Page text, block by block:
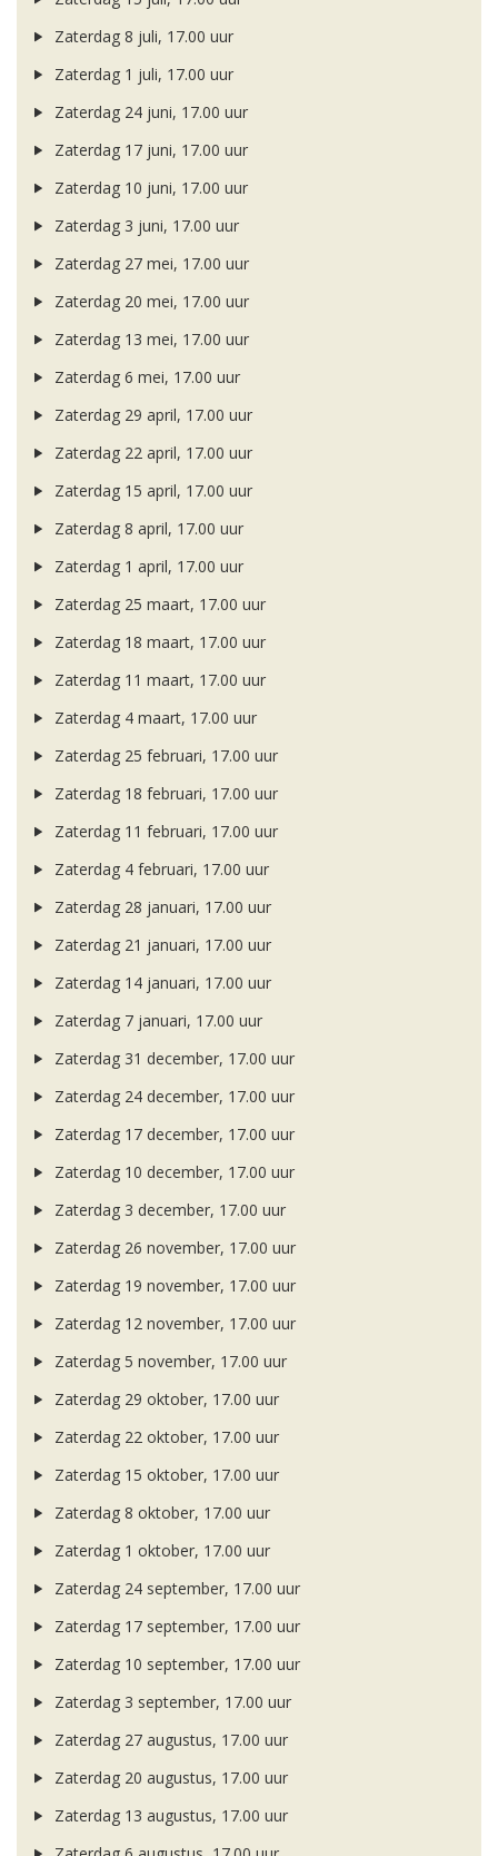
Zaterdag 8 juli, 17.00 uur
Zaterdag 1 juli, 17.00 uur
Zaterdag 24 juni, 17.00 uur
Zaterdag 17 juni, 17.00 uur
Zaterdag 10 juni, 17.00 uur
Zaterdag 3 juni, 17.00 uur
Zaterdag 27 mei, 17.00 uur
Zaterdag 20 mei, 17.00 uur
Zaterdag 13 mei, 17.00 uur
Zaterdag 6 mei, 17.00 uur
Zaterdag 29 april, 17.00 uur
Zaterdag 22 april, 17.00 uur
Zaterdag 15 april, 17.00 uur
Zaterdag 8 april, 17.00 uur
Zaterdag 1 april, 17.00 uur
Zaterdag 25 maart, 17.00 uur
Zaterdag 18 maart, 17.00 uur
Zaterdag 11 maart, 17.00 uur
Zaterdag 4 maart, 17.00 uur
Zaterdag 25 februari, 17.00 uur
Zaterdag 18 februari, 17.00 uur
Zaterdag 11 februari, 17.00 uur
Zaterdag 4 februari, 17.00 uur
Zaterdag 28 januari, 17.00 uur
Zaterdag 21 januari, 17.00 uur
Zaterdag 14 januari, 17.00 uur
Zaterdag 7 januari, 17.00 uur
Zaterdag 31 december, 17.00 uur
Zaterdag 24 december, 17.00 uur
Zaterdag 17 december, 17.00 uur
Zaterdag 10 december, 17.00 uur
Zaterdag 3 december, 17.00 uur
Zaterdag 26 november, 17.00 uur
Zaterdag 19 november, 17.00 uur
Zaterdag 12 november, 17.00 uur
Zaterdag 5 november, 17.00 uur
Zaterdag 29 oktober, 17.00 uur
Zaterdag 22 oktober, 17.00 uur
Zaterdag 15 oktober, 17.00 uur
Zaterdag 8 oktober, 17.00 uur
Zaterdag 1 oktober, 17.00 uur
Zaterdag 24 september, 17.00 uur
Zaterdag 17 september, 17.00 uur
Zaterdag 10 september, 17.00 uur
Zaterdag 3 september, 17.00 uur
Zaterdag 27 augustus, 17.00 uur
Zaterdag 20 augustus, 17.00 uur
Zaterdag 13 augustus, 17.00 uur